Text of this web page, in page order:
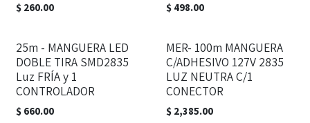
$ 260.00 $ 498.00
25m - MANGUERA LED
DOBLE TIRA SMD2835
Luz FRÍA y 1
CONTROLADOR
$ 660.00
MER- 100m MANGUERA
C/ADHESIVO 127V 2835
LUZ NEUTRA C/1
CONECTOR
$ 2,385.00